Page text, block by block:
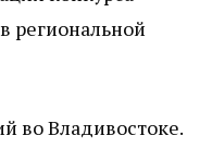
региональной
во Владивостоке.